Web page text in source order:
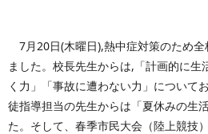
7月20日(木曜日),熱中症対策のため
ました。校長先生からは,「計画的に生
く力」「事故に遭わない力」について
徒指導担当の先生からは「夏休みの生
た。そして、春季市民大会（陸上競技